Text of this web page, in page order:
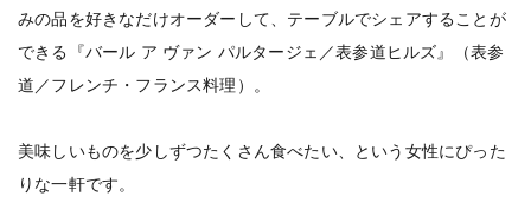
みの品を好きなだけオーダーして、テーブルでシェアすることが
できる『バール ア ヴァン パルタージェ／表参道ヒルズ』（表参
道／フレンチ・フランス料理）。
美味しいものを少しずつたくさん食べたい、という女性にぴった
りな一軒です。